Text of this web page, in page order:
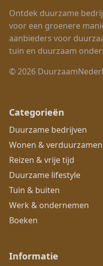
Ontdek duurzame
voor een groenere
aanbieders voor
tuin en duurzaam
© 2026
Categorieën
Duurzame bedrijven
Wonen & verduurzamen
Reizen & vrije tijd
Duurzame lifestyle
Tuin & buiten
Werk & ondernemen
Boeken
Informatie